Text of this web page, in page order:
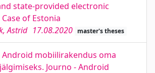
state-provided electronic
of Estonia
Astrid 17.08.2020 master's theses
Android mobiilirakendus oma
Journo - Android